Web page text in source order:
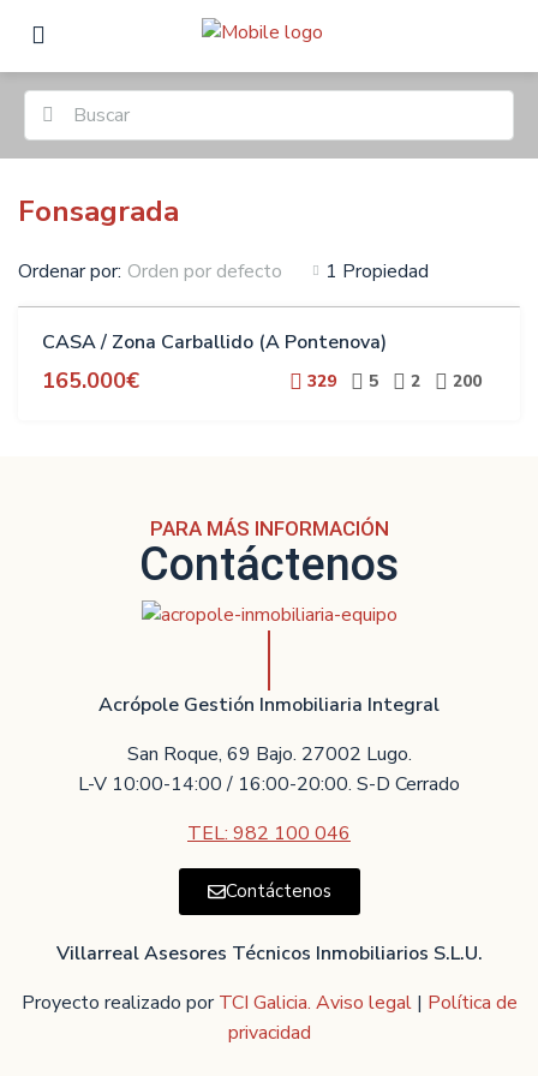
Fonsagrada
1 Propiedad
Ordenar por: Orden por defecto
CASA / Zona Carballido (A Pontenova)
165.000€ 329 5 2 200
PARA MÁS INFORMACIÓN
Contáctenos
Acrópole Gestión Inmobiliaria Integral
San Roque, 69 Bajo. 27002 Lugo.
L-V 10:00-14:00 / 16:00-20:00. S-D Cerrado
TEL: 982 100 046
Contáctenos
Villarreal Asesores Técnicos Inmobiliarios S.L.U.
Proyecto realizado porTCI Galicia. Aviso legal | Política de
privacidad